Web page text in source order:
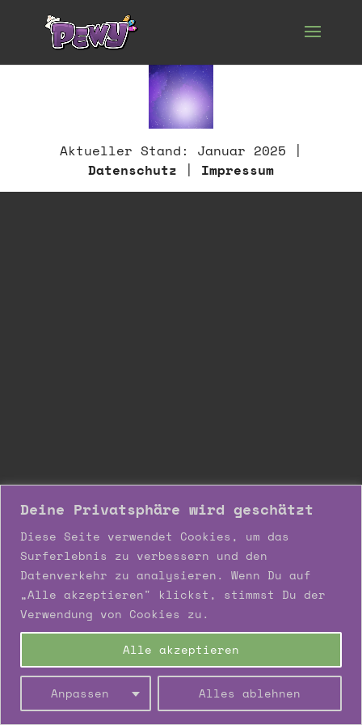
Deine Privatsphäre wird geschätzt
Diese Seite verwendet Cookies, um das
Surferlebnis zu verbessern und den
Datenverkehr zu analysieren. Wenn Du auf
„Alle akzeptieren" klickst, stimmst Du der
Verwendung von Cookies zu.
Anpassen Alles ablehnen
Alle akzeptieren
Aktueller Stand: Januar 2025 |
Datenschutz | Impressum